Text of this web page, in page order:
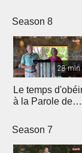
Season 8
28 min
Le temps
à la Parole de
Season 7